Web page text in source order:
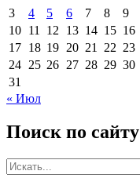
3
4 5 6 7 8
9
10 11 12 13 14 15 16
17 18 19 20 21 22 23
24 25 26 27 28 29 30
31
« Июл
Поиск по сайту